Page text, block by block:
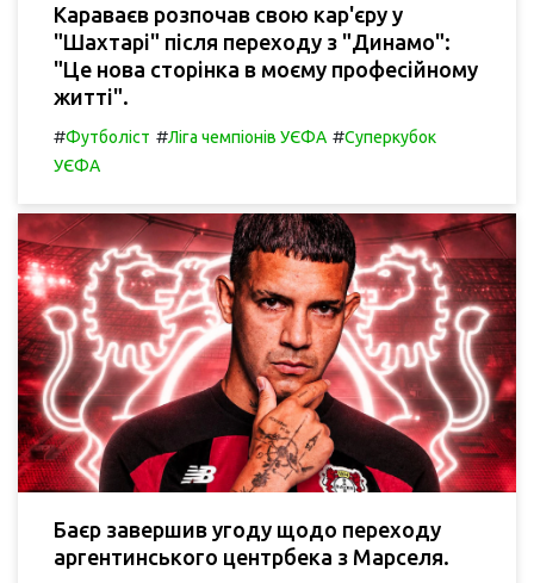
Караваєв розпочав свою кар'єру у
"Шахтарі" після переходу з "Динамо":
"Це нова сторінка в моєму професійному
житті".
#Футболіст #Ліга чемпіонів УЄФА #Суперкубок
УЄФА
Баєр завершив угоду щодо переходу
аргентинського центрбека з Марселя.